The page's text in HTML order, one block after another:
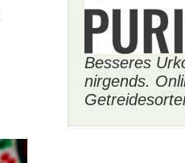
Besseres
nirgends.